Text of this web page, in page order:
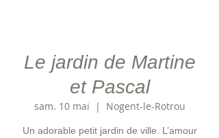
Le jardin de Martine
et Pascal
sam. 10 mai
  |
Nogent-le-Rotrou
Un adorable petit jardin de ville. L’amour